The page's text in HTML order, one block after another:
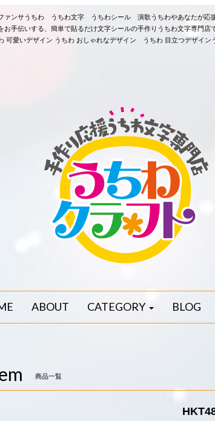
ンサうちわ うちわ文字 うちわシール 演歌うちわやあなたが応
手伝いする、簡単で貼るだけ文字シールの手作りうちわ文字専門
愛いデザイン うちわ おしゃれなデザイン うちわ 目立つデザ
ABOUT CATEGORY BLOG
商品一覧